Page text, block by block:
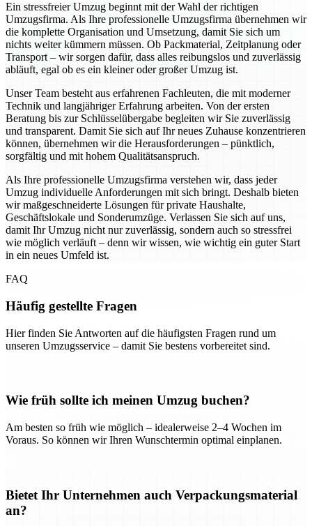
Ein stressfreier Umzug beginnt mit der Wahl der richtigen
Umzugsfirma. Als Ihre professionelle Umzugsfirma übernehmen wir
die komplette Organisation und Umsetzung, damit Sie sich um
nichts weiter kümmern müssen. Ob Packmaterial, Zeitplanung oder
Transport – wir sorgen dafür, dass alles reibungslos und zuverlässig
abläuft, egal ob es ein kleiner oder großer Umzug ist.
Unser Team besteht aus erfahrenen Fachleuten, die mit moderner
Technik und langjähriger Erfahrung arbeiten. Von der ersten
Beratung bis zur Schlüsselübergabe begleiten wir Sie zuverlässig
und transparent. Damit Sie sich auf Ihr neues Zuhause konzentrieren
können, übernehmen wir die Herausforderungen – pünktlich,
sorgfältig und mit hohem Qualitätsanspruch.
Als Ihre professionelle Umzugsfirma verstehen wir, dass jeder
Umzug individuelle Anforderungen mit sich bringt. Deshalb bieten
wir maßgeschneiderte Lösungen für private Haushalte,
Geschäftslokale und Sonderumzüge. Verlassen Sie sich auf uns,
damit Ihr Umzug nicht nur zuverlässig, sondern auch so stressfrei
wie möglich verläuft – denn wir wissen, wie wichtig ein guter Start
in ein neues Umfeld ist.
FAQ
Häufig gestellte Fragen
Hier finden Sie Antworten auf die häufigsten Fragen rund um
unseren Umzugsservice – damit Sie bestens vorbereitet sind.
Wie früh sollte ich meinen Umzug buchen?
Am besten so früh wie möglich – idealerweise 2–4 Wochen im
Voraus. So können wir Ihren Wunschtermin optimal einplanen.
Bietet Ihr Unternehmen auch Verpackungsmaterial
an?